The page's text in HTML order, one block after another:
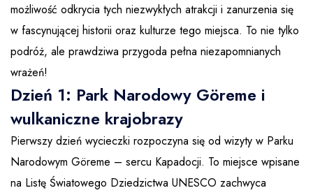
możliwość odkrycia tych niezwykłych atrakcji i zanurzenia się
w fascynującej historii oraz kulturze tego miejsca. To nie tylko
podróż, ale prawdziwa przygoda pełna niezapomnianych
wrażeń!
Dzień 1: Park Narodowy Göreme i
wulkaniczne krajobrazy
Pierwszy dzień wycieczki rozpoczyna się od wizyty w Parku
Narodowym Göreme – sercu Kapadocji. To miejsce wpisane
na Listę Światowego Dziedzictwa UNESCO zachwyca